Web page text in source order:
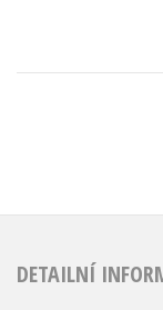
DETAILNÍ